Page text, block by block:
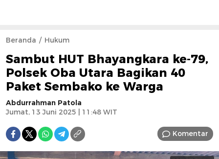
Beranda Hukum
Sambut HUT Bhayangkara ke-79,
Polsek Oba Utara Bagikan 40
Paket Sembako ke Warga
Abdurrahman Patola
Jumat, 13 Juni 2025 | 11:48 WIT
Komentar